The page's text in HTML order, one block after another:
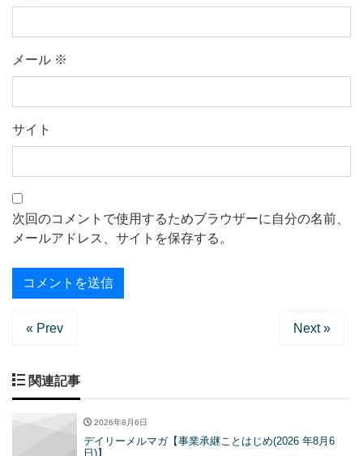
メール ※
サイト
次回のコメントで使用するためブラウザーに自分の名前、
メールアドレス、サイトを保存する。
« Prev Next »
関連記事
2026年8月6日
デイリーメルマガ【事業承継ことはじめ(2026 年8月6
日)】